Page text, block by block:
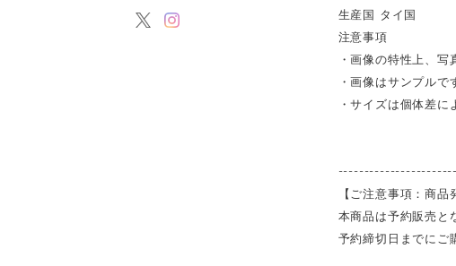
生産国 タイ国
注意事項
・画像の特性上、写
・画像はサンプル
・サイズは個体差
【ご注意事項：商品
本商品は予約販売と
予約締切日までにご